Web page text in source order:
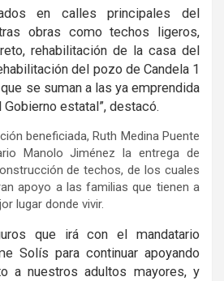
en calles principales del
obras como techos ligeros,
rehabilitación de la casa del
del pozo de Candela 1
se suman a las ya emprendida
estatal”, destacó.
beneficiada, Ruth Medina Puente
Manolo Jiménez la entrega de
de techos, de los cuales
apoyo a las familias que tienen a
lugar donde vivir.
que irá con el mandatario
Solís para continuar apoyando
a nuestros adultos mayores, y